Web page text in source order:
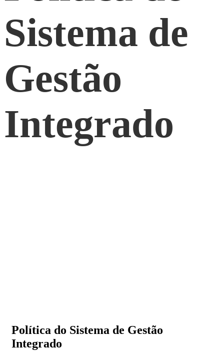
Sistema de
Gestão
Integrado
Política do Sistema de Gestão
Integrado